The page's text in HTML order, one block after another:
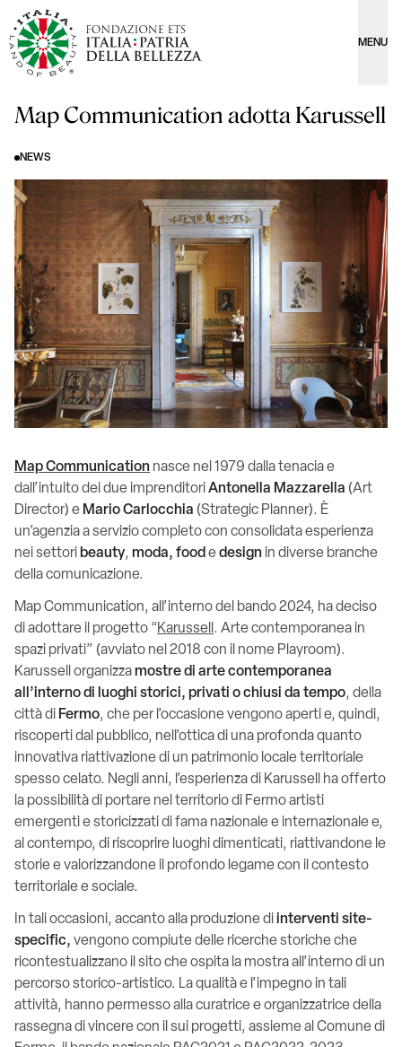
MENU
Map Communication adotta Karussell
NEWS
Map Communication nasce nel 1979 dalla tenacia e
dall’intuito dei due imprenditoriAntonella Mazzarella (Art
Director) e Mario Carlocchia (Strategic Planner). È
un’agenzia a servizio completo con consolidata esperienza
nei settoribeauty, moda, foodedesign in diverse branche
della comunicazione.
Map Communication, all’interno del bando 2024, ha deciso
di adottare il progetto “Karussell. Arte contemporanea in
spazi privati” (avviato nel 2018 con il nome Playroom).
Karussell organizzamostre di arte contemporanea
all’interno di luoghi storici, privati o chiusi da tempo, della
città di Fermo, che per l’occasione vengono aperti e, quindi,
riscoperti dal pubblico, nell’ottica di una profonda quanto
innovativa riattivazione di un patrimonio locale territoriale
spesso celato. Negli anni, l’esperienza di Karussell ha offerto
la possibilità di portare nel territorio di Fermo artisti
emergenti e storicizzati di fama nazionale e internazionale e,
al contempo, di riscoprire luoghi dimenticati, riattivandone le
storie e valorizzandone il profondo legame con il contesto
territoriale e sociale.
In tali occasioni, accanto alla produzione diinterventi site-
specific, vengono compiute delle ricerche storiche che
ricontestualizzano il sito che ospita la mostra all’interno di un
percorso storico-artistico. La qualità e l’impegno in tali
attività, hanno permesso alla curatrice e organizzatrice della
rassegna di vincere con il sui progetti, assieme al Comune di